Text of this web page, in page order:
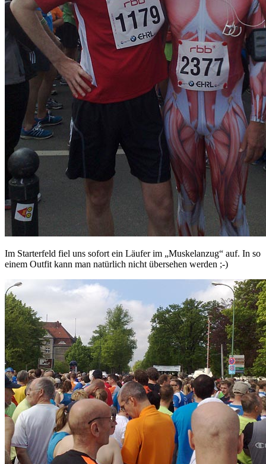
Im Starterfeld fiel uns sofort ein Läufer im „Muskelanzug“ auf. In so
einem Outfit kann man natürlich nicht übersehen werden ;-)